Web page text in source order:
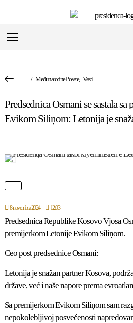
.../ Međunarodne Posete, Vesti
Predsednica Osmani se sastala
Evikom Siliņom: Letonija je
8 novembra 2024 12:03
Predsednica Republike Kosovo Vjosa
premijerkom Letonije Evikom Siliņom.
Ceo post predsednice Osmani:
Letonija je snažan partner Kosova,
države, već i naše napore prema
Sa premijerkom Evikom Siliņom sam
nepokolebljivoj posvećenosti